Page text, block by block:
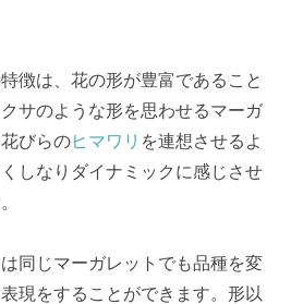
徴は、花の形が豊富であること
サのような形を思わせるマーガ
びらのヒマワリ を連想させるよ
しなりダイナミックに感じさせ
同じマーガレットでも品種を変
現をすることができます。形以